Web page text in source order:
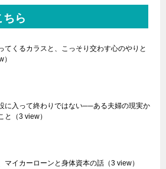
ちら
てくるカラスと、こっそり交わす心のやりと
）
に入って終わりではない──ある夫婦の現実か
と
（3 view）
マイカーローンと身体資本の話 （3 view）